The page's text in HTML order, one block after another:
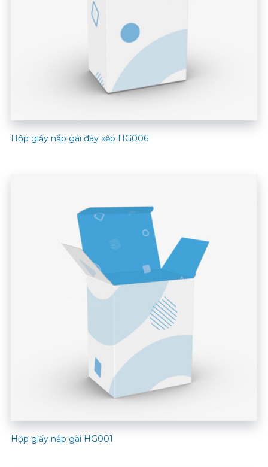
Hộp giấy nắp gài đáy xếp HG006
Hộp giấy nắp gài HG001